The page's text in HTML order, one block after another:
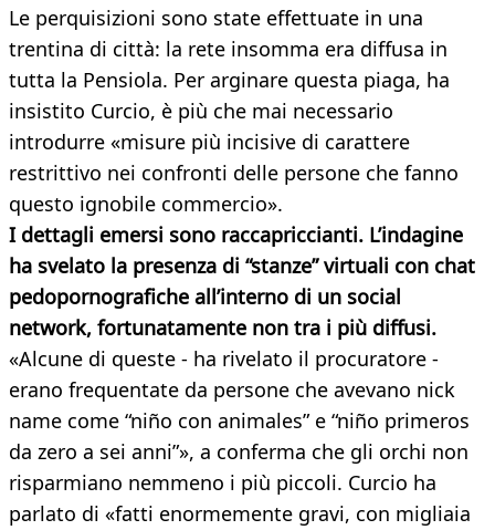
Le perquisizioni sono state effettuate in una
trentina di città: la rete insomma era diffusa in
tutta la Pensiola. Per arginare questa piaga, ha
insistito Curcio, è più che mai necessario
introdurre «misure più incisive di carattere
restrittivo nei confronti delle persone che fanno
questo ignobile commercio».
I dettagli emersi sono raccapriccianti. L’indagine
ha svelato la presenza di “stanze” virtuali con chat
pedopornografiche all’interno di un social
network, fortunatamente non tra i più diffusi.
«Alcune di queste - ha rivelato il procuratore -
erano frequentate da persone che avevano nick
name come “niño con animales” e “niño primeros
da zero a sei anni”», a conferma che gli orchi non
risparmiano nemmeno i più piccoli. Curcio ha
parlato di «fatti enormemente gravi, con migliaia